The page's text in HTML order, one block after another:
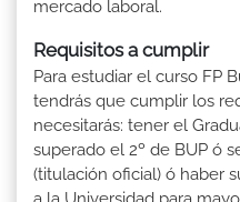
mercado laboral.
Requisitos a cumplir
Para estudiar el curso FP
tendrás que cumplir los
necesitarás: tener el
superado el 2º de BUP ó
(titulación oficial) ó haber